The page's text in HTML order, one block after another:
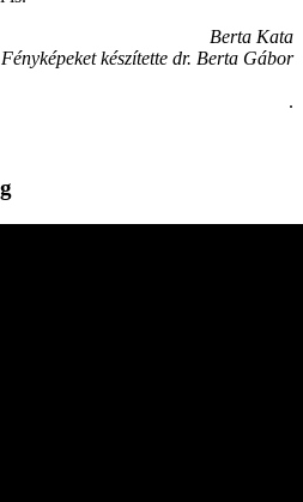
Berta Kata
Fényképeket készítette dr. Berta Gábor
.